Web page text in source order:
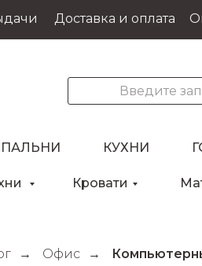
Доставка и оплата
КУХНИ
Кровати
→ Офис →